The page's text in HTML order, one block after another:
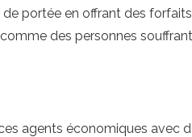
portée en offrant des
des personnes
agents économiques avec